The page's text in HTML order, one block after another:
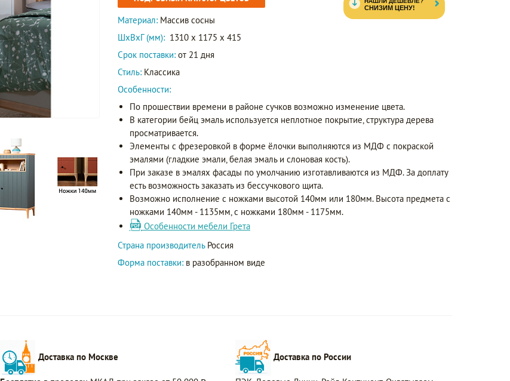
Материал: Массив сосны
ШxВxГ (мм): 1310 x 1175 x 415
Срок поставки: от 21 дня
Стиль: Классика
Особенности:
По прошествии времени в районе сучков возможно изменение цвета.
В категории бейц эмаль используется неплотное покрытие, структура дерева
просматривается.
Элементы с фрезеровкой в форме ёлочки выполняются из МДФ с покраской
эмалями (гладкие эмали, белая эмаль и слоновая кость).
При заказе в эмалях фасады по умолчанию изготавливаются из МДФ. За доплату
есть возможность заказать из бессучкового щита.
Возможно исполнение с ножками высотой 140мм или 180мм. Высота предмета с
ножками 140мм - 1135мм, с ножками 180мм - 1175мм.
Особенности мебели Грета
Страна производитель Россия
Форма поставки: в разобранном виде
Доставка по Москве Доставка по России